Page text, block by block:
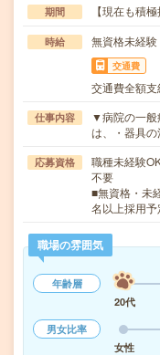
期間 【現在も積
時給 無資格未経
交通費
交通費全額支
仕事内容
▼病院の一般
は、・器具
応募資格
職種未経験
不要
■無資格・未
名以上採用
職場の雰囲気
年齢層
20代
男女比率
女性